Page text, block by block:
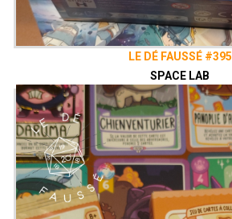
LE DÉ FAUSSÉ #395
SPACE LAB